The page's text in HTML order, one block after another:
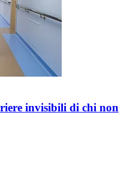
invisibili di chi non